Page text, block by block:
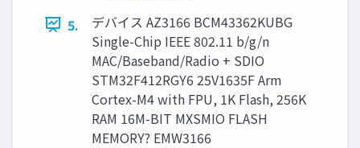
5.
デバイス AZ3166 BCM43362KUBG
Single-Chip IEEE 802.11 b/g/n
MAC/Baseband/Radio + SDIO
STM32F412RGY6 25V1635F Arm
Cortex-M4 with FPU, 1K Flash, 256K
RAM 16M-BIT MXSMIO FLASH
MEMORY? EMW3166